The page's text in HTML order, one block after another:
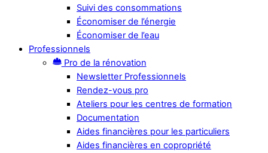
Suivi des consommations
Économiser de l’énergie
Économiser de l’eau
Professionnels
Pro de la rénovation
Newsletter Professionnels
Rendez-vous pro
Ateliers pour les centres de formation
Documentation
Aides financières pour les particuliers
Aides financières en copropriété